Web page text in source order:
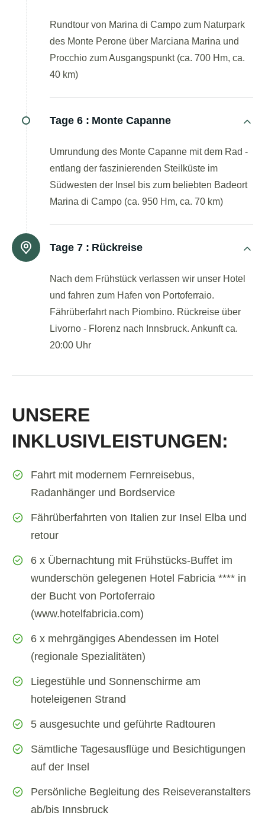
Rundtour von Marina di Campo zum Naturpark
des Monte Perone über Marciana Marina und
Procchio zum Ausgangspunkt (ca. 700 Hm, ca.
40 km)
Tage 6 : Monte Capanne
Umrundung des Monte Capanne mit dem Rad -
entlang der faszinierenden Steilküste im
Südwesten der Insel bis zum beliebten Badeort
Marina di Campo (ca. 950 Hm, ca. 70 km)
Tage 7 : Rückreise
Nach dem Frühstück verlassen wir unser Hotel
und fahren zum Hafen von Portoferraio.
Fährüberfahrt nach Piombino. Rückreise über
Livorno - Florenz nach Innsbruck. Ankunft ca.
20:00 Uhr
UNSERE
INKLUSIVLEISTUNGEN:
Fahrt mit modernem Fernreisebus,
Radanhänger und Bordservice
Fährüberfahrten von Italien zur Insel Elba und
retour
6 x Übernachtung mit Frühstücks-Buffet im
wunderschön gelegenen Hotel Fabricia **** in
der Bucht von Portoferraio
(www.hotelfabricia.com)
6 x mehrgängiges Abendessen im Hotel
(regionale Spezialitäten)
Liegestühle und Sonnenschirme am
hoteleigenen Strand
5 ausgesuchte und geführte Radtouren
Sämtliche Tagesausflüge und Besichtigungen
auf der Insel
Persönliche Begleitung des Reiseveranstalters
ab/bis Innsbruck